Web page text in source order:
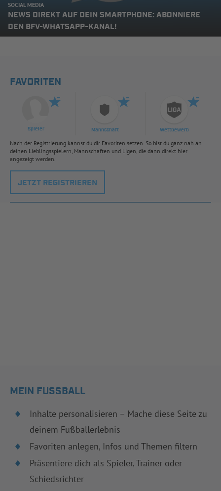
SOCIAL MEDIA
NEWS DIREKT AUF DEIN SMARTPHONE: ABONNIERE
DEN BFV-WHATSAPP-KANAL!
FAVORITEN
Spieler Mannschaft Wettbewerb
Nach der Registrierung kannst du dir Favoriten setzen. So bist du ganz nah an
deinen Lieblingsspielern, Mannschaften und Ligen, die dann direkt hier
angezeigt werden.
JETZT REGISTRIEREN
MEIN FUSSBALL
Inhalte personalisieren – Mache diese Seite zu
deinem Fußballerlebnis
Favoriten anlegen, Infos und Themen filtern
Präsentiere dich als Spieler, Trainer oder
Schiedsrichter